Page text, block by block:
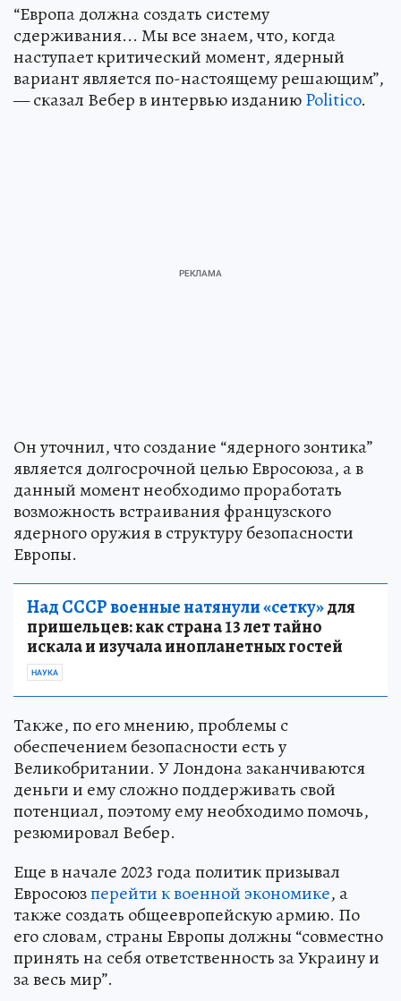
“Европа должна создать систему
сдерживания... Мы все знаем, что, когда
наступает критический момент, ядерный
вариант является по-настоящему решающим”,
— сказал Вебер в интервью изданиюPolitico.
Он уточнил, что создание “ядерного зонтика”
является долгосрочной целью Евросоюза, а в
данный момент необходимо проработать
возможность встраивания французского
ядерного оружия в структуру безопасности
Европы.
Над СССР военные натянули «сетку»для
пришельцев: как страна 13 лет тайно
искала и изучала инопланетных гостей
НАУКА
Также, по его мнению, проблемы с
обеспечением безопасности есть у
Великобритании. У Лондона заканчиваются
деньги и ему сложно поддерживать свой
потенциал, поэтому ему необходимо помочь,
резюмировал Вебер.
Еще в начале 2023 года политик призывал
Евросоюзперейти к военной экономике, а
также создать общеевропейскую армию. По
его словам, страны Европы должны “совместно
принять на себя ответственность за Украину и
за весь мир”.